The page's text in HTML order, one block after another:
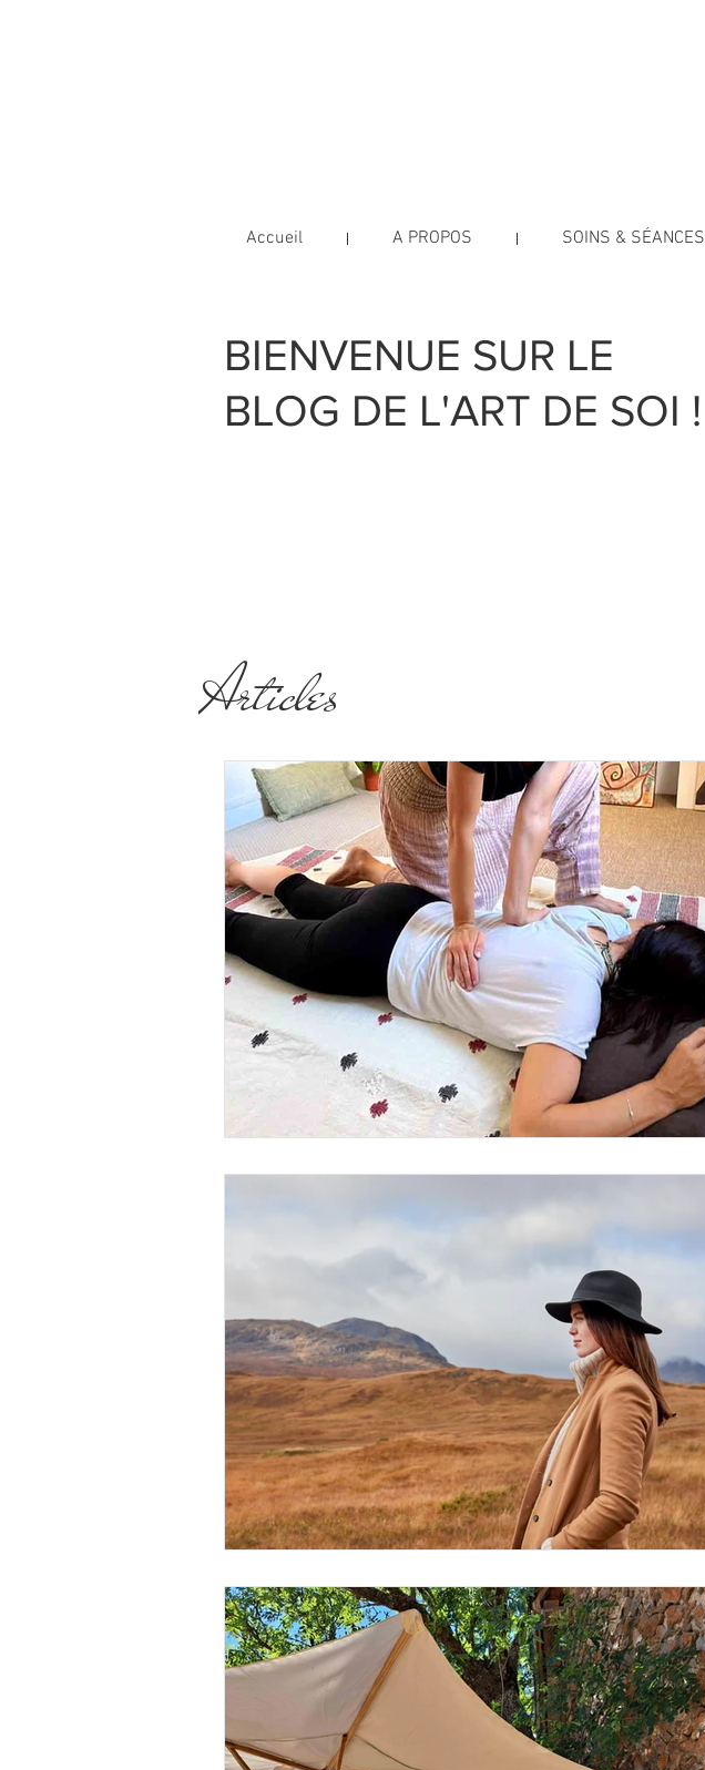
Accueil A PROPOS SOINS & SÉANCES
BIENVENUE SUR LE
BLOG DE L'ART DE SOI !
Articles